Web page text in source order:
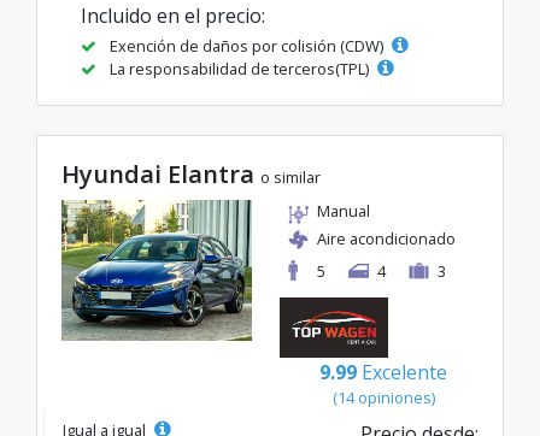
Incluido en el precio:
Exención de daños por colisión (CDW)
La responsabilidad de terceros(TPL)
Hyundai Elantra o similar
Manual
Aire acondicionado
5
4 3
9.99 Excelente
(14 opiniones)
Igual a igual